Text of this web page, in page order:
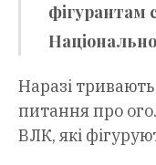
фігурантам
Наразі тривають
питання про
ВЛК, які